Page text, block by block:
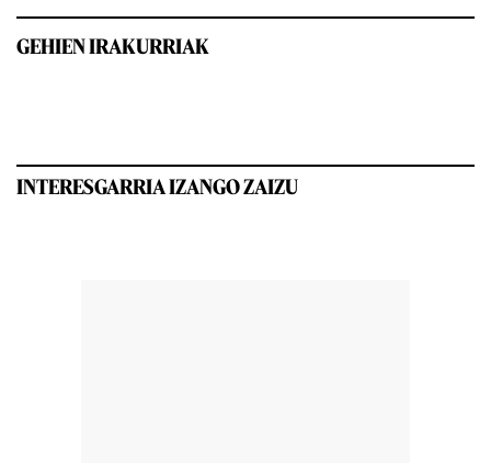
GEHIEN IRAKURRIAK
INTERESGARRIA IZANGO ZAIZU